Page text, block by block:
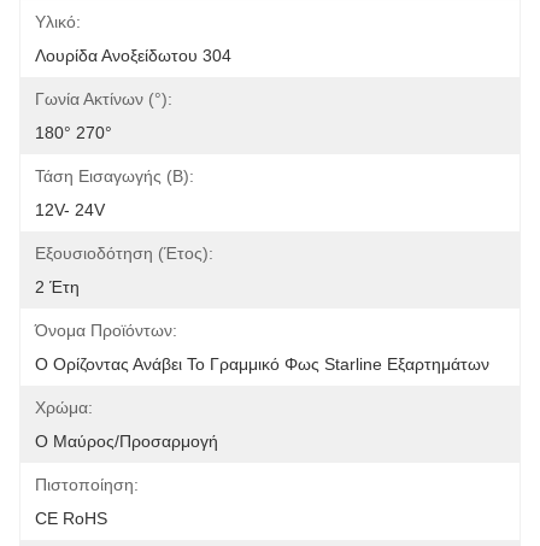
Υλικό:
Λουρίδα Ανοξείδωτου 304
Γωνία Ακτίνων (°):
180° 270°
Τάση Εισαγωγής (Β):
12V- 24V
Εξουσιοδότηση (έτος):
2 Έτη
Όνομα Προϊόντων:
Ο Ορίζοντας Ανάβει Το Γραμμικό Φως Starline Εξαρτημάτων
Χρώμα:
Ο Μαύρος/προσαρμογή
Πιστοποίηση:
CE RoHS